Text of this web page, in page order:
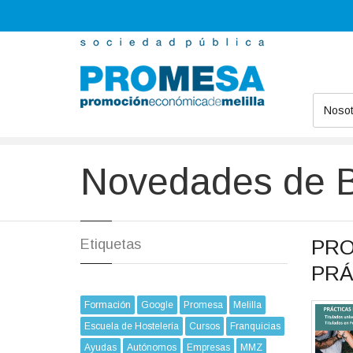
Novedades de
Etiquetas
Formación Google Promesa
Melilla
Escuela de Hostelería
Cursos
Franquicias
Ayudas
Autónomos Empresas
MMZ